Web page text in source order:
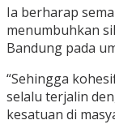
Ia berharap
menumbuhkan
Bandung pada
“Sehingga
selalu terjalin
kesatuan di